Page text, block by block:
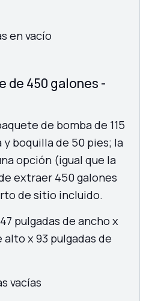
en vacío
de 450 galones -
de bomba de 115
y boquilla de 50 pies; la
opción (igual que la
extraer 450 galones
de sitio incluido.
pulgadas de ancho x
alto x 93 pulgadas de
vacías